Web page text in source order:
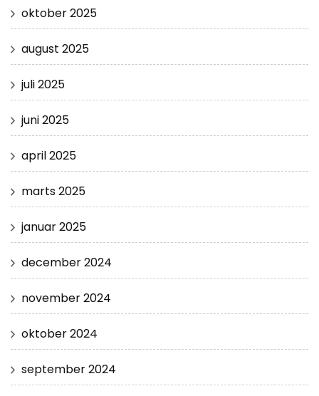
oktober 2025
august 2025
juli 2025
juni 2025
april 2025
marts 2025
januar 2025
december 2024
november 2024
oktober 2024
september 2024